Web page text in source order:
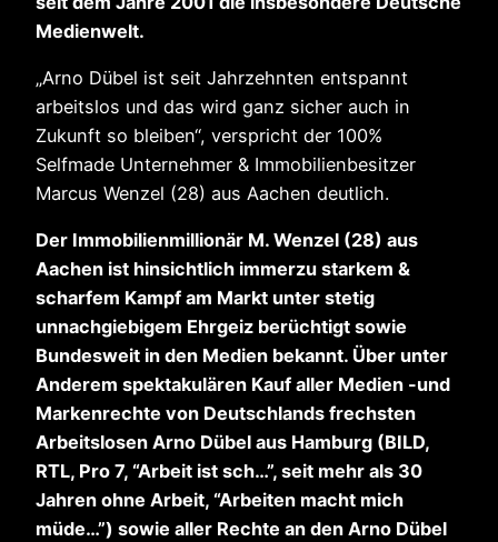
Medienwelt.
„Arno Dübel ist seit Jahrzehnten entspannt
arbeitslos und das wird ganz sicher auch in
Zukunft so bleiben“, verspricht der 100%
Selfmade Unternehmer & Immobilienbesitzer
Marcus Wenzel (28) aus Aachen deutlich.
Der Immobilienmillionär M. Wenzel (28) aus
Aachen ist hinsichtlich immerzu starkem &
scharfem Kampf am Markt unter stetig
unnachgiebigem Ehrgeiz berüchtigt sowie
Bundesweit in den Medien bekannt. Über unter
Anderem spektakulären Kauf aller Medien -und
Markenrechte von Deutschlands frechsten
Arbeitslosen Arno Dübel aus Hamburg (BILD,
RTL, Pro 7, “Arbeit ist sch…”, seit mehr als 30
Jahren ohne Arbeit, “Arbeiten macht mich
müde…”) sowie aller Rechte an den Arno Dübel